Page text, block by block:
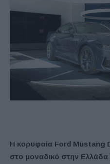
Η κορυφαία Ford Mustang
στο μοναδικό στην Ελλάδα